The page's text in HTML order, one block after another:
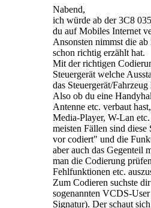
Nabend,
ich würde ab der 3C8
du auf Mobiles Internet
Ansonsten nimmst die
schon richtig erzählt hat.
Mit der richtigen
Steuergerät welche
das Steuergerät/
Also ob du eine
Antenne etc. verbaut
Media-Player, W-Lan
meisten Fällen sind
vor codiert" und die
aber auch das Gegenteil
man die Codierung
Fehlfunktionen etc.
Zum Codieren suchste
sogenannten VCDS-
Signatur). Der schaut